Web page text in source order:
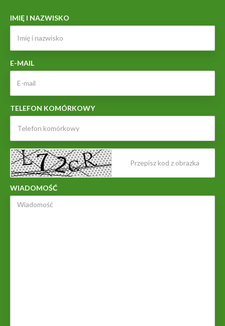
IMIĘ I NAZWISKO
E-MAIL
TELEFON KOMÓRKOWY
WIADOMOŚĆ